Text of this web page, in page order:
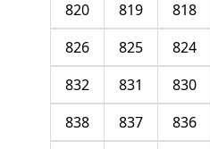
818
819
820
824
825
826
830
831
832
836
837
838